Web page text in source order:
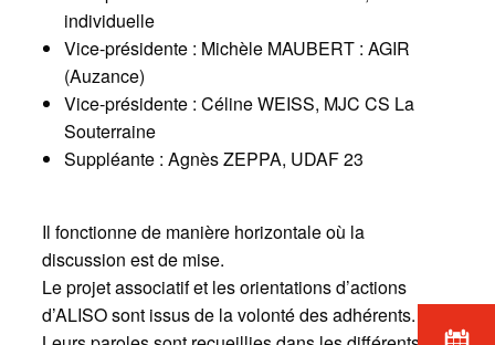
individuelle
Vice-présidente : Michèle MAUBERT : AGIR
(Auzance)
Vice-présidente : Céline WEISS, MJC CS La
Souterraine
Suppléante : Agnès ZEPPA, UDAF 23
Il fonctionne de manière horizontale où la
discussion est de mise.
Le projet associatif et les orientations d’actions
d’ALISO sont issus de la volonté des adhérents.